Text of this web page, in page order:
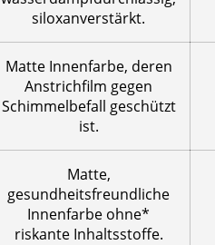
siloxanverstärkt.
Matte Innenfarbe, deren
Anstrichfilm gegen
Schimmelbefall geschützt
ist.
Matte,
gesundheitsfreundliche
Innenfarbe ohne*
riskante Inhaltsstoffe.